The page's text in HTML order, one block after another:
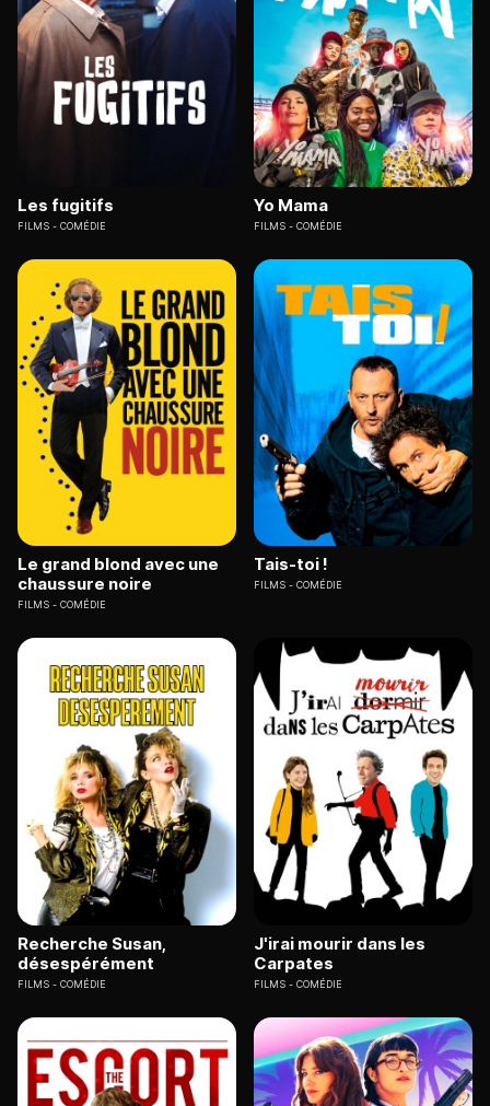
Les fugitifs
FILMS COMÉDIE
Yo Mama
FILMS COMÉDIE
Le grand blond avec une
chaussure noire
FILMS COMÉDIE
Tais-toi !
FILMS COMÉDIE
Recherche Susan,
désespérément
FILMS COMÉDIE
J'irai mourir dans les
Carpates
FILMS COMÉDIE